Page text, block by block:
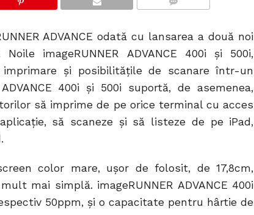
ADVANCE odată cu lansarea a două noi
imageRUNNER ADVANCE 400i şi 500i,
şi posibilităţile de scanare într-un
400i şi 500i suportă, de asemenea,
să imprime de pe orice terminal cu acces
să scaneze şi să listeze de pe iPad,
color mare, uşor de folosit, de 17,8cm,
mai simplă. imageRUNNER ADVANCE 400i
50ppm, şi o capacitate pentru hârtie de